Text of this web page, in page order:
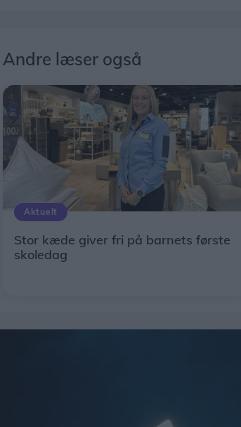
Andre læser også
Aktuelt
Stor kæde giver fri på barnets første
skoledag